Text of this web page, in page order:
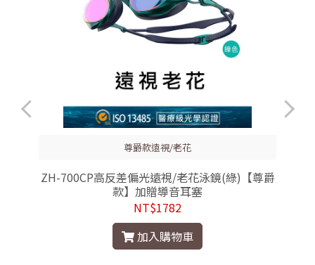
尊爵款遠視/老花
ZH-700CP高反差偏光遠視/老花泳鏡(綠)【尊爵
款】加贈導音耳塞
NT$1782
加入購物車